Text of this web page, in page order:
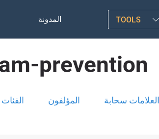
المدونة TOOLS
prevention
الفئات المؤلفون العلامات سحابة